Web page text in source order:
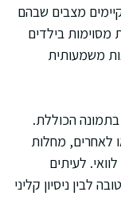
מצבים שבהם
מסוימות בילדים
משמעותית
הכוללת.
לאחרים, מחלות
לעיתים
לבין ניסיון קליני